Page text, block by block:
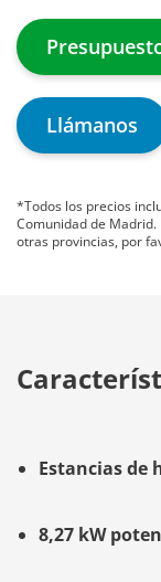
Llámanos
*Todos los precios
Comunidad de
otras provincias, por
Estancias de
8,27 kW